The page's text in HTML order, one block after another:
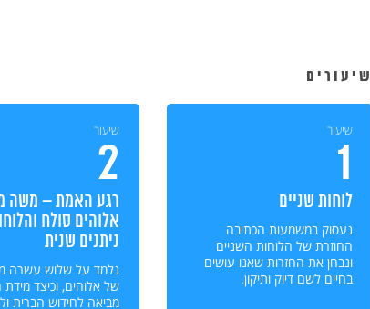
שיעורים
שיעור
1
לוחות שניים
נעסוק במשמעות הכתיבה
החוזרת של הלוחות השניים
ונבחן את החזרות שאנו עושים
בחיים לשם דיוק ותיקון.
שיעור
2
רגע האמת – משה
אלוהים סולח
ניתנים שנית
נלמד על שלוש עשרה
של אלוהים, וכיצד
מביאה לחידוש הברית